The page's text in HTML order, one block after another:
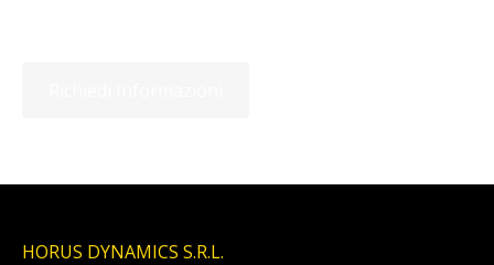
HORUS DYNAMICS S.R.L.